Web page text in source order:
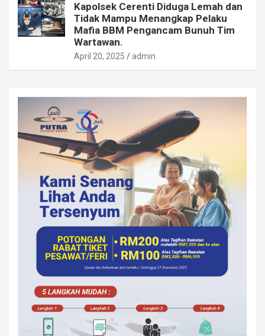
Kapolsek Cerenti Diduga Lemah dan
Tidak Mampu Menangkap Pelaku
Mafia BBM Pengancam Bunuh Tim
Wartawan.
April 20, 2025 admin